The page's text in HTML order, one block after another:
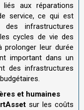
aux réparations
service, ce qui est
infrastructures
cycles de vie des
prolonger leur durée
important dans un
des infrastructures
.
et humaines
sur les coûts